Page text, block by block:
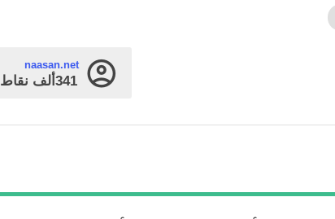
naasan.net
341ألف نقاط